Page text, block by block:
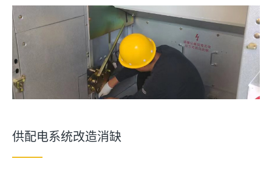
供配电系统改造消缺